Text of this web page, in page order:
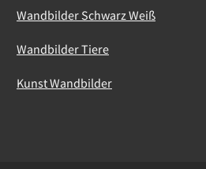
Wandbilder Schwarz Weiß
Wandbilder Tiere
Kunst Wandbilder